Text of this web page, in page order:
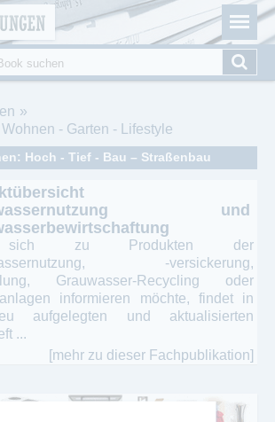
- Das unabhängige Portal für
& eBooks
- Garten - Lifestyle
Hoch - Tief - Bau – Straßenbau
und
zu Produkten der
-versickerung,
Grauwasser-Recycling oder
informieren möchte, findet in
aufgelegten und aktualisierten
...
[mehr zu dieser Fachpublikation]